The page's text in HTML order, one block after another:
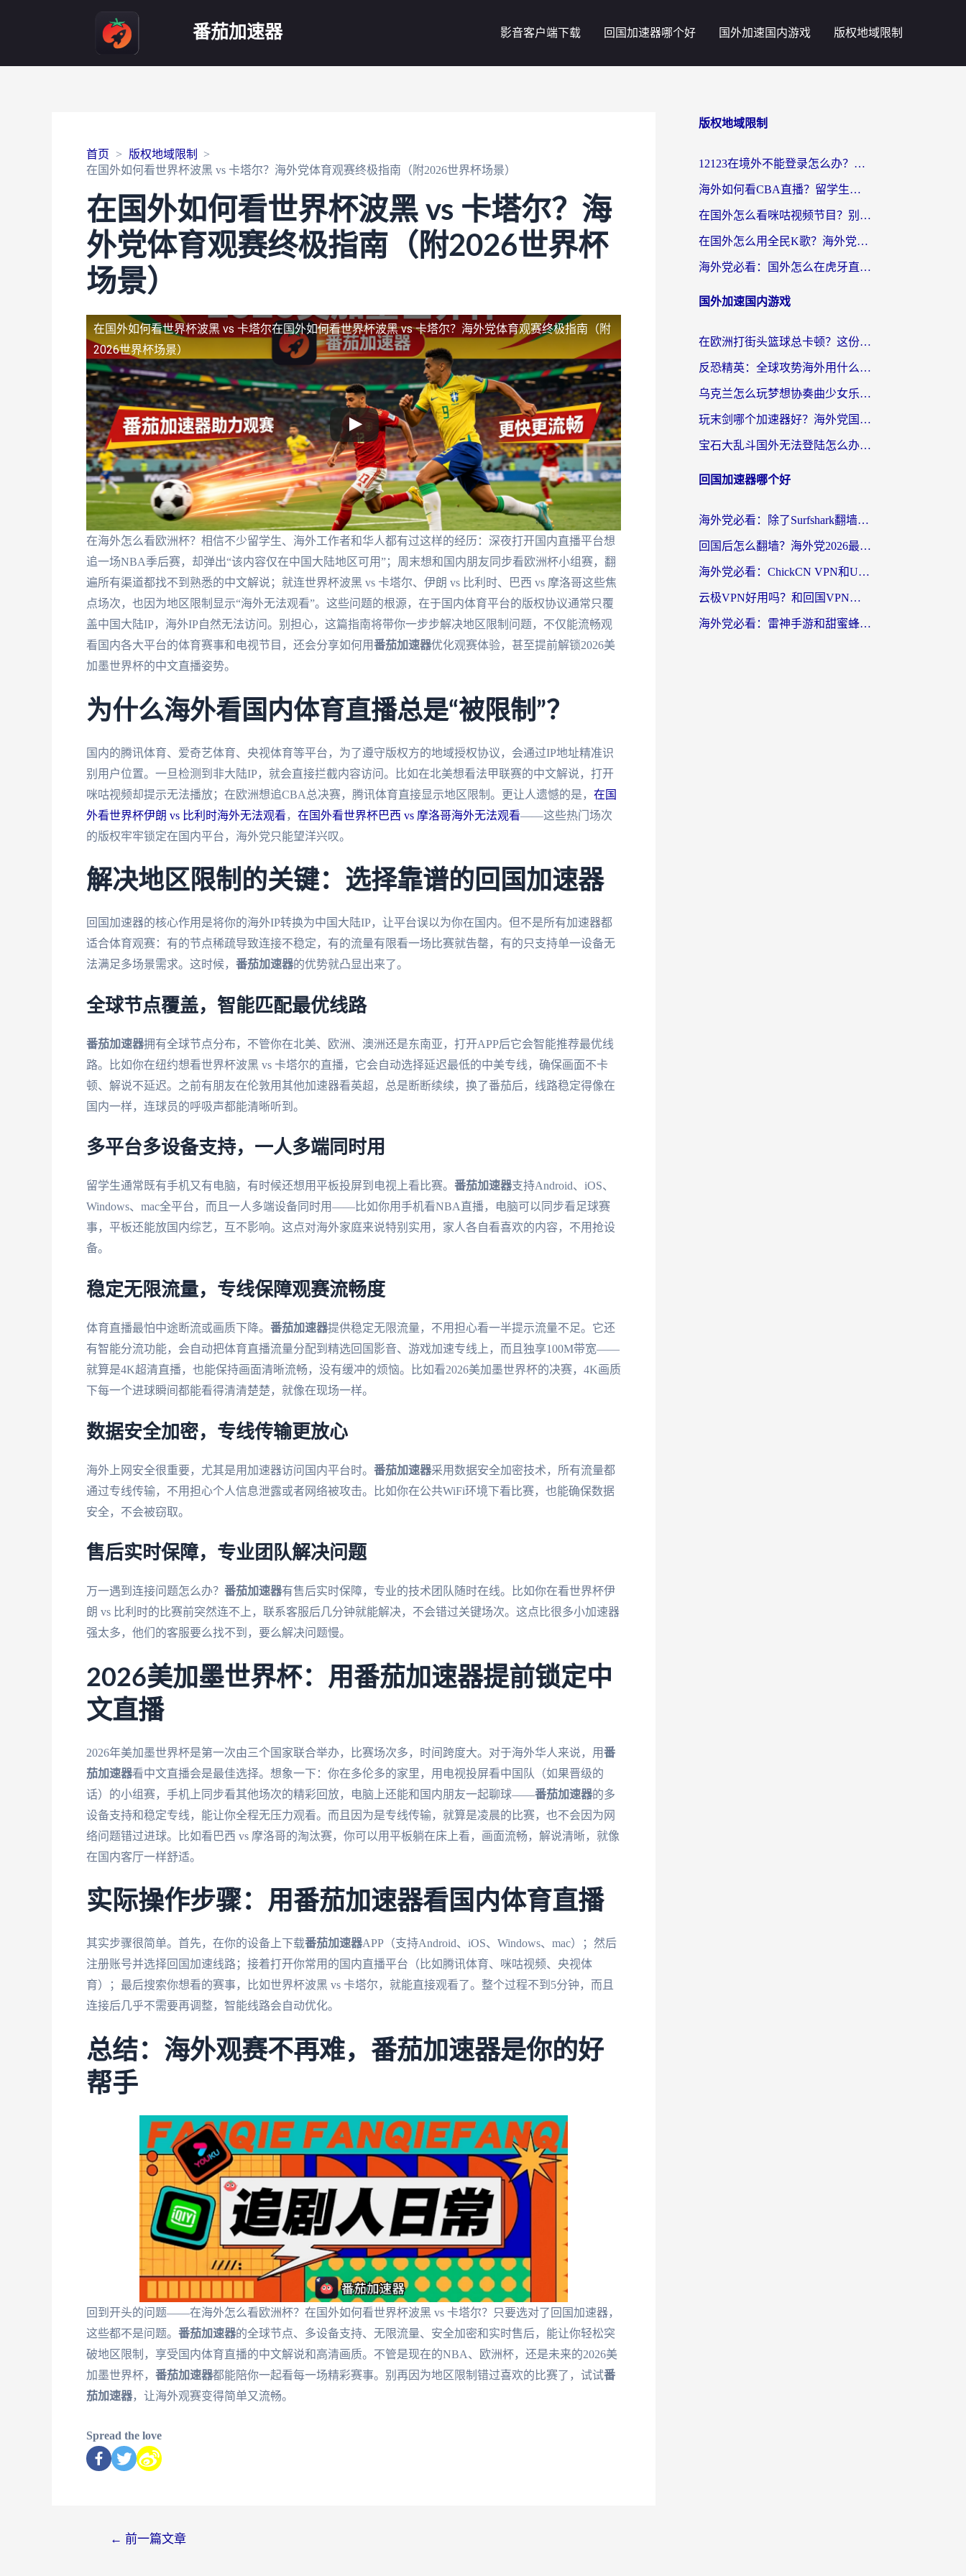
番茄加速器 影音客户端下载 回国加速器哪个好 国外加速国内游戏 版权地域限制
首页
版权地域限制
在国外如何看世界杯波黑 vs 卡塔尔？海外党体育观赛终极指南（附2026世界杯场景）
在国外如何看世界杯波黑 vs 卡塔尔？海
外党体育观赛终极指南（附2026世界杯
场景）
在国外如何看世界杯波黑 vs 卡塔尔在国外如何看世界杯波黑 vs 卡塔尔？海外党体育观赛终极指南（附
2026世界杯场景）
在海外怎么看欧洲杯？相信不少留学生、海外工作者和华人都有过这样的经历：深夜打开国内直播平台想
追一场NBA季后赛，却弹出“该内容仅在中国大陆地区可用”；周末想和国内朋友同步看欧洲杯小组赛，翻
遍所有渠道都找不到熟悉的中文解说；就连世界杯波黑 vs 卡塔尔、伊朗 vs 比利时、巴西 vs 摩洛哥这些焦
点场次，也因为地区限制显示“海外无法观看”。这些问题的根源，在于国内体育平台的版权协议通常只覆
盖中国大陆IP，海外IP自然无法访问。别担心，这篇指南将带你一步步解决地区限制问题，不仅能流畅观
看国内各大平台的体育赛事和电视节目，还会分享如何用番茄加速器优化观赛体验，甚至提前解锁2026美
加墨世界杯的中文直播姿势。
为什么海外看国内体育直播总是“被限制”？
国内的腾讯体育、爱奇艺体育、央视体育等平台，为了遵守版权方的地域授权协议，会通过IP地址精准识
别用户位置。一旦检测到非大陆IP，就会直接拦截内容访问。比如在北美想看法甲联赛的中文解说，打开
咪咕视频却提示无法播放；在欧洲想追CBA总决赛，腾讯体育直接显示地区限制。更让人遗憾的是， 在国
外看世界杯伊朗 vs 比利时海外无法观看 ， 在国外看世界杯巴西 vs 摩洛哥海外无法观看——这些热门场次
的版权牢牢锁定在国内平台，海外党只能望洋兴叹。
解决地区限制的关键：选择靠谱的回国加速器
回国加速器的核心作用是将你的海外IP转换为中国大陆IP，让平台误以为你在国内。但不是所有加速器都
适合体育观赛：有的节点稀疏导致连接不稳定，有的流量有限看一场比赛就告罄，有的只支持单一设备无
法满足多场景需求。这时候， 番茄加速器的优势就凸显出来了。
全球节点覆盖，智能匹配最优线路
番茄加速器拥有全球节点分布，不管你在北美、欧洲、澳洲还是东南亚，打开APP后它会智能推荐最优线
路。比如你在纽约想看世界杯波黑 vs 卡塔尔的直播，它会自动选择延迟最低的中美专线，确保画面不卡
顿、解说不延迟。之前有朋友在伦敦用其他加速器看英超，总是断断续续，换了番茄后，线路稳定得像在
国内一样，连球员的呼吸声都能清晰听到。
多平台多设备支持，一人多端同时用
留学生通常既有手机又有电脑，有时候还想用平板投屏到电视上看比赛。 番茄加速器支持Android、iOS、
Windows、mac全平台，而且一人多端设备同时用——比如你用手机看NBA直播，电脑可以同步看足球赛
事，平板还能放国内综艺，互不影响。这点对海外家庭来说特别实用，家人各自看喜欢的内容，不用抢设
备。
稳定无限流量，专线保障观赛流畅度
体育直播最怕中途断流或画质下降。 番茄加速器提供稳定无限流量，不用担心看一半提示流量不足。它还
有智能分流功能，会自动把体育直播流量分配到精选回国影音、游戏加速专线上，而且独享100M带宽——
就算是4K超清直播，也能保持画面清晰流畅，没有缓冲的烦恼。比如看2026美加墨世界杯的决赛，4K画质
下每一个进球瞬间都能看得清清楚楚，就像在现场一样。
数据安全加密，专线传输更放心
海外上网安全很重要，尤其是用加速器访问国内平台时。 番茄加速器采用数据安全加密技术，所有流量都
通过专线传输，不用担心个人信息泄露或者网络被攻击。比如你在公共WiFi环境下看比赛，也能确保数据
安全，不会被窃取。
售后实时保障，专业团队解决问题
万一遇到连接问题怎么办？ 番茄加速器有售后实时保障，专业的技术团队随时在线。比如你在看世界杯伊
朗 vs 比利时的比赛前突然连不上，联系客服后几分钟就能解决，不会错过关键场次。这点比很多小加速器
强太多，他们的客服要么找不到，要么解决问题慢。
2026美加墨世界杯：用番茄加速器提前锁定中
文直播
2026年美加墨世界杯是第一次由三个国家联合举办，比赛场次多，时间跨度大。对于海外华人来说，用番
茄加速器看中文直播会是最佳选择。想象一下：你在多伦多的家里，用电视投屏看中国队（如果晋级的
话）的小组赛，手机上同步看其他场次的精彩回放，电脑上还能和国内朋友一起聊球——番茄加速器的多
设备支持和稳定专线，能让你全程无压力观看。而且因为是专线传输，就算是凌晨的比赛，也不会因为网
络问题错过进球。比如看巴西 vs 摩洛哥的淘汰赛，你可以用平板躺在床上看，画面流畅，解说清晰，就像
在国内客厅一样舒适。
实际操作步骤：用番茄加速器看国内体育直播
其实步骤很简单。首先，在你的设备上下载番茄加速器APP（支持Android、iOS、Windows、mac）；然后
注册账号并选择回国加速线路；接着打开你常用的国内直播平台（比如腾讯体育、咪咕视频、央视体
育）；最后搜索你想看的赛事，比如世界杯波黑 vs 卡塔尔，就能直接观看了。整个过程不到5分钟，而且
连接后几乎不需要再调整，智能线路会自动优化。
总结：海外观赛不再难，番茄加速器是你的好
帮手
回到开头的问题——在海外怎么看欧洲杯？在国外如何看世界杯波黑 vs 卡塔尔？只要选对了回国加速器，
这些都不是问题。 番茄加速器的全球节点、多设备支持、无限流量、安全加密和实时售后，能让你轻松突
破地区限制，享受国内体育直播的中文解说和高清画质。不管是现在的NBA、欧洲杯，还是未来的2026美
加墨世界杯， 番茄加速器都能陪你一起看每一场精彩赛事。别再因为地区限制错过喜欢的比赛了，试试番
茄加速器，让海外观赛变得简单又流畅。
Spread the love
← 前一篇文章
版权地域限制
12123在境外不能登录怎么办？海外党亲测有效的回国加速方案
海外如何看CBA直播？留学生亲测有效的体育赛事观看指南
在国外怎么看咪咕视频节目？别让地域限制挡住你的追剧自由
在国外怎么用全民K歌？海外党亲测不卡顿的回国加速秘籍
海外党必看：国外怎么在虎牙直播不卡顿？附腾讯视频网易云音乐解决方案
国外加速国内游戏
在欧洲打街头篮球总卡顿？这份加速器选择指南帮你解决延迟难题
反恐精英：全球攻势海外用什么加速器登录？海外党国服游戏畅玩指南
乌克兰怎么玩梦想协奏曲少女乐团派对？海外党国服游戏加速全攻略（附欧洲重生细胞荒野行动不卡技巧）
玩末剑哪个加速器好？海外党国服游戏畅玩终极指南（附3款热门游戏实测）
宝石大乱斗国外无法登陆怎么办？海外玩家专属加速指南（附穿越火线原野传说解决方案）
回国加速器哪个好
海外党必看：除了Surfshark翻墙回国，这些加速器选择技巧你真的懂吗？
回国后怎么翻墙？海外党2026最新无缝访问国内资源全攻略（附对比实测）
海外党必看：ChickCN VPN和UfunR VPN对比哪个回国效果更好？附实用选择指南
云极VPN好用吗？和回国VPN对比哪个回国效果更好？海外党亲测避坑指南
海外党必看：雷神手游和甜蜜蜂好用吗？3步选对回国加速器无缝刷国内资源